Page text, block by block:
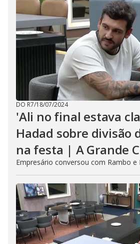
DO R7/18/07/2024
'Ali no final estava
Hadad sobre divisão
na festa | A Grande
Empresário conversou com Rambo